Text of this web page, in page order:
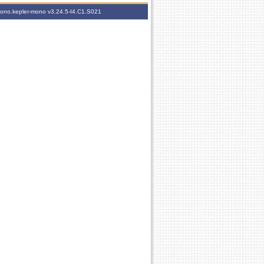
mono v3.24.5-I4.C1.S021